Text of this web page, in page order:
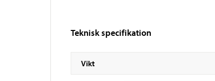
Teknisk specifikation
Vikt